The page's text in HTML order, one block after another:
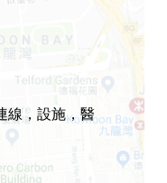
線，設施，醫